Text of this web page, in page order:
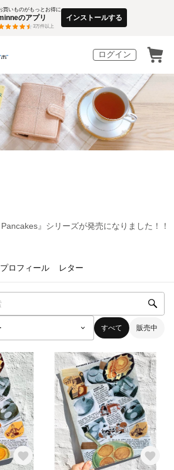
買いものがもっとお得に
のアプリ
3万件以上
インストールする
ログイン
』シリーズが発売になりました！！
プロフィール レター
すべて 販売中